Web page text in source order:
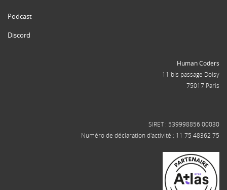
Podcast
Discord
Human Coders
11 bis passage Doisy
75017 Paris
SIRET : 539998856 00030
Numéro de déclaration d'activité : 11 75 48362 75